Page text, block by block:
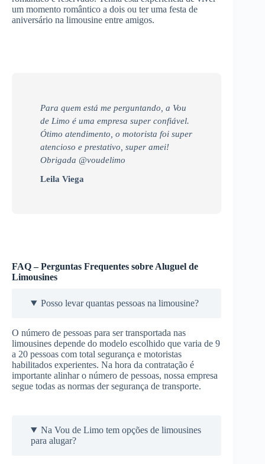
um momento romântico a dois ou ter uma festa de
aniversário na limousine entre amigos.
Para quem está me perguntando, a Vou
de Limo é uma empresa super confiável.
Ótimo atendimento, o motorista foi super
atencioso e prestativo, super amei!
Obrigada @voudelimo
Leila Viega
FAQ – Perguntas Frequentes sobre Aluguel de
Limousines
Posso levar quantas pessoas na limousine?
O número de pessoas para ser transportada nas
limousines depende do modelo escolhido que varia de 9
a 20 pessoas com total segurança e motoristas
habilitados experientes. Na hora da contratação é
importante alinhar o número de pessoas, nossa empresa
segue todas as normas der segurança de transporte.
Na Vou de Limo tem opções de limousines
para alugar?